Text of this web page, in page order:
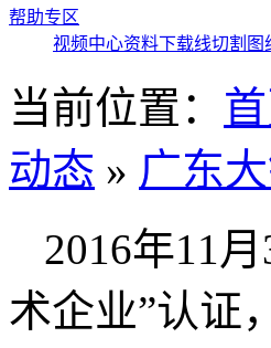
帮助专区
视频中心资料下载线切割图
当前位置：
动态 » 广东
2016年11
术企业”认证